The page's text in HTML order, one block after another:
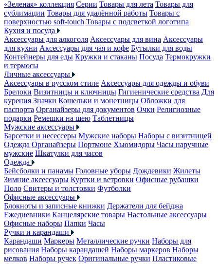
«Зеленая» коллекция Серии Товары для лета Товары для
сублимации Товары для удалённой работы Товары с
поверхностью soft-touch Товары с подсветкой логотипа
Кухня и посуда
Аксессуары для алкоголя Аксессуары для вина Аксессуары
для кухни Аксессуары для чая и кофе Бутылки для воды
Контейнеры для еды Кружки и стаканы Посуда Термокружки
и термосы
Личные аксессуары
Аксессуары в русском стиле Аксессуары для одежды и обуви
Брелоки Визитницы и ключницы Гигиенические средства Для
курения Значки Кошельки и монетницы Обложки для
паспорта Органайзеры для документов Очки Религиозные
подарки Ремешки на шею Таблетницы
Мужские аксессуары
Барсетки и несессеры Мужские наборы Наборы с визитницей
Одежда Органайзеры Портмоне Хьюмидоры Часы наручные
мужские Шкатулки для часов
Одежда
Бейсболки и панамы Головные уборы Дождевики Жилеты
Зимние аксессуары Куртки и ветровки Офисные рубашки
Поло Свитеры и толстовки Футболки
Офисные аксессуары
Блокноты и записные книжки Держатели для бейджа
Ежедневники Канцелярские товары Настольные аксессуары
Офисные наборы Папки Часы
Ручки и карандаши
Карандаши Маркеры Металлические ручки Наборы для
рисования Наборы карандашей Наборы маркеров Наборы
мелков Наборы ручек Оригинальные ручки Пластиковые